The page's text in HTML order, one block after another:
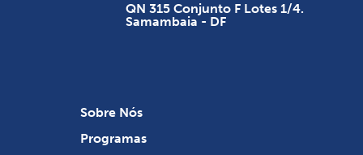
QN 315 Conjunto F Lotes 1/4.
Samambaia - DF
Sobre Nós
Programas